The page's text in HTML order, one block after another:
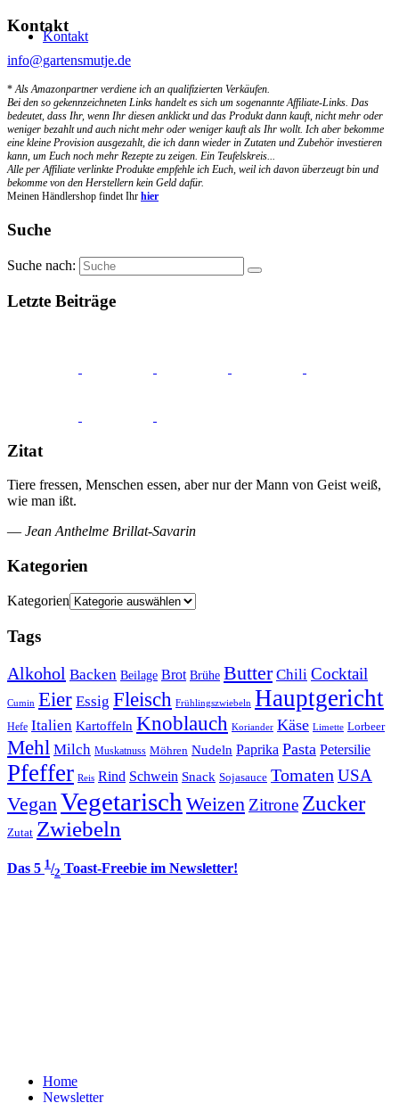
Kontakt
Kontakt
info@gartensmutje.de
*Als Amazonpartner verdiene ich an qualifizierten Verkäufen.
Bei den so gekennzeichneten Links handelt es sich um sogenannte Affiliate-Links. Das
bedeutet, dass Ihr, wenn Ihr diesen anklickt und das Produkt dann kauft, nicht mehr oder
weniger bezahlt und auch nicht mehr oder weniger kauft als Ihr wollt. Ich aber bekomme
eine kleine Provision ausgezahlt, die ich dann wieder in Zutaten und Zubehör investieren
kann, um Euch noch mehr Rezepte zu zeigen. Ein Teufelskreis...
Alle per Affiliate verlinkte Produkte empfehle ich Euch, weil ich davon überzeugt bin und
bekomme von den Herstellern kein Geld dafür.
Meinen Händlershop findet Ihr hier
Suche
Suche nach:
Letzte Beiträge
Zitat
Tiere fressen, Menschen essen, aber nur der Mann von Geist weiß,
wie man ißt.
— Jean Anthelme Brillat-Savarin
Kategorien
Kategorien
Tags
Alkohol Backen Beilage Brot Brühe Butter Chili Cocktail
Cumin Eier Essig Fleisch Frühlingszwiebeln Hauptgericht
Hefe Italien Kartoffeln Knoblauch Koriander Käse Limette Lorbeer
Mehl Milch Muskatnuss Möhren Nudeln Paprika Pasta Petersilie
Pfeffer Reis Rind Schwein Snack Sojasauce Tomaten USA
VeganVegetarisch Weizen Zitrone Zucker
Zutat Zwiebeln
Das 5 1/2 Toast-Freebie im Newsletter!
Home
Newsletter